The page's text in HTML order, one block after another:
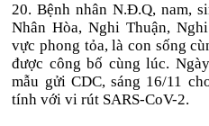
20. Bệnh nhân N.Đ.Q, nam,
Nhân Hòa, Nghi Thuận,
vực phong tỏa, là con sống
được công bố cùng lúc.
mẫu gửi CDC, sáng 16/11
tính với vi rút SARS-CoV-2.